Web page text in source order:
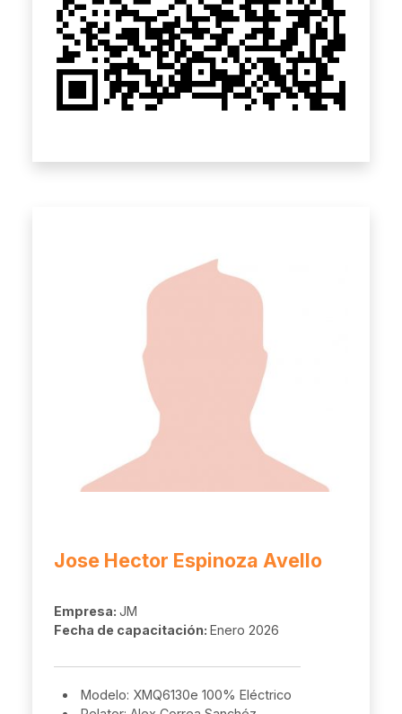
Jose Hector Espinoza Avello
Empresa: JM
Fecha de capacitación: Enero 2026
Modelo: XMQ6130e 100% Eléctrico